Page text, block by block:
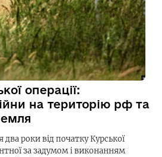
операції:
на територію рф та
роки від початку Курської
за задумом і виконанням